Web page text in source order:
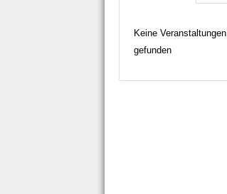
Keine Veranstaltungen
gefunden